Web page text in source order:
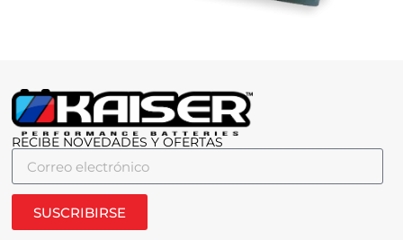
RECIBE NOVEDADES Y OFERTAS
SUSCRIBIRSE